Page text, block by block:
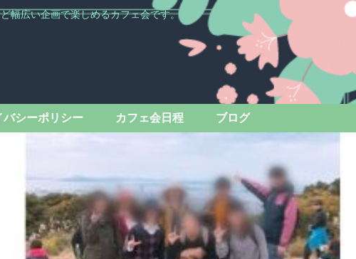
幅広い企画で楽しめるカフェ会です。
バシーポリシー カフェ会日程 ブログ